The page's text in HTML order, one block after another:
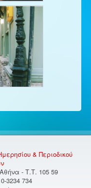
& Περιοδικού
- Τ.Τ. 105 59
3234 734